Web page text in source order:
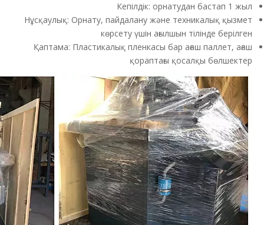
Кепілдік: орнатудан бастап 1 жыл
Нұсқаулық: Орнату, пайдалану және техникалық қызмет
көрсету үшін ағылшын тілінде берілген
Қаптама: Пластикалық пленкасы бар ағаш паллет, ағаш
қораптағы қосалқы бөлшектер